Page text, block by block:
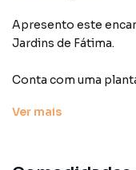
Apresento este
Jardins de Fátima.
Conta com uma planta de 3 dormitórios, mas um deles foi
com uma suíte
Ver mais